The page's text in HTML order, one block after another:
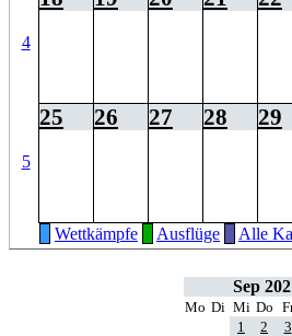
4
5
25 26 27 28 29
Wettkämpfe Ausflüge Alle
Sep
Mo Di Mi Do
1
2 3